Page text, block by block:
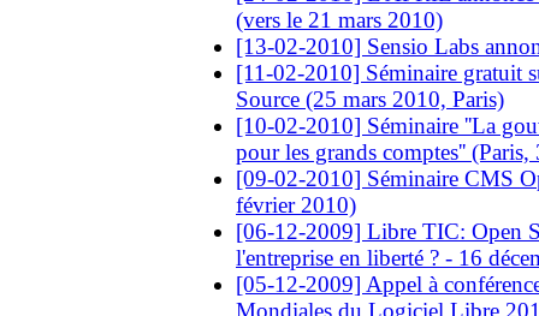
(vers le 21 mars 2010)
[13-02-2010] Sensio Labs
[11-02-2010] Séminaire gratuit
Source (25 mars 2010, Paris)
[10-02-2010] Séminaire ''La
pour les grands comptes''
[09-02-2010] Séminaire CMS
février 2010)
[06-12-2009] Libre TIC: Open
l'entreprise en liberté ? - 16
[05-12-2009] Appel à
Mondiales du Logiciel Libre